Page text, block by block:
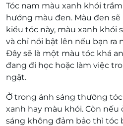
Tóc nam màu xanh khói
hướng màu đen. Màu đen sẽ
kiểu tóc này, màu xanh khói
và chỉ nổi bật lên nếu bạn ra
Đây sẽ là một màu tóc khá
đang đi học hoặc làm việc
ngặt.
Ở trong ánh sáng thường
xanh hay màu khói. Còn
sáng không đảm bảo thì tóc